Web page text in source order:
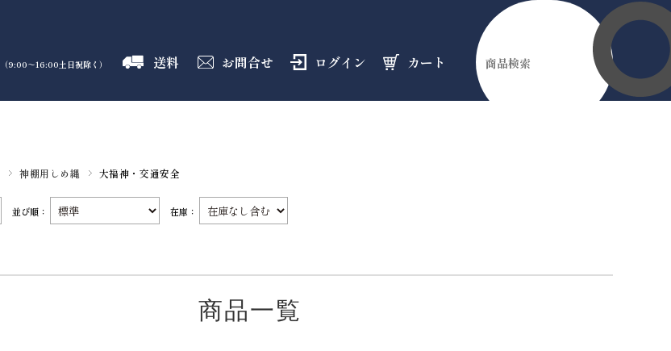
（9:00～16:00土日祝除く） 送料 お問合せ ログイン カート
神棚用しめ縄 大福神・交通安全
並び順： 在庫：
商品一覧